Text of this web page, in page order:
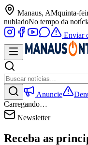
Manaus, AMquinta-
nubladoNo tempo da
Enviar
Anuncie
Carregando…
Newsletter
Receba as